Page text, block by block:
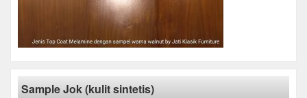
Sample Jok (kulit sintetis)